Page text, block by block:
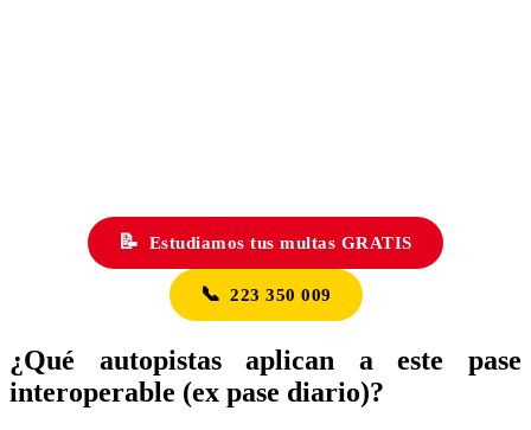
📝 Estudiamos tus multas GRATIS
📞 223 350 009
¿Qué autopistas aplican a este pase
interoperable (ex pase diario)?